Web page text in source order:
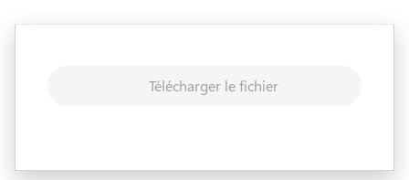
Télécharger le fichier